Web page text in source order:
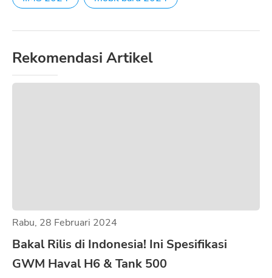
Rekomendasi Artikel
Rabu, 28 Februari 2024
Bakal Rilis di Indonesia! Ini Spesifikasi
GWM Haval H6 & Tank 500